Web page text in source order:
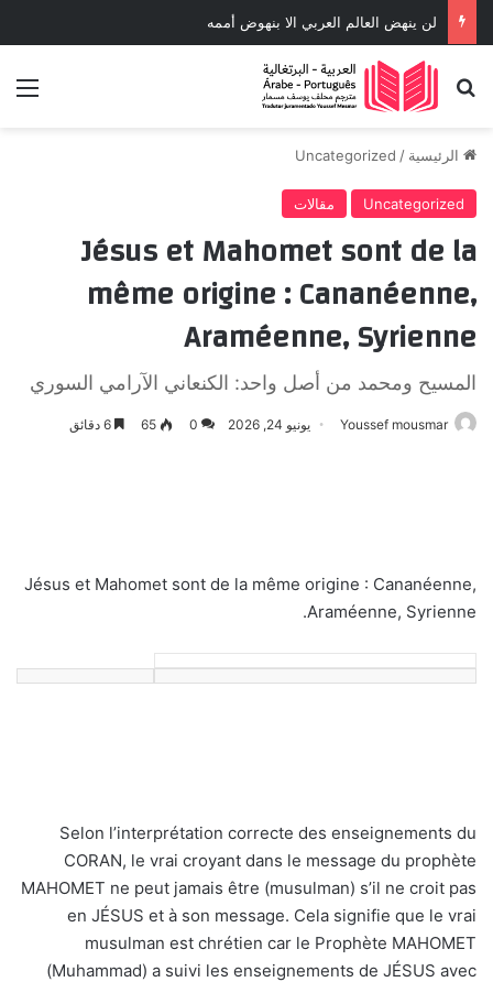
لن ينهض العالم العربي الا بنهوض أممه
بحث عن
الرئيسية /
Uncategorized
Uncategorized مقالات
Jésus et Mahomet sont de la
même origine : Cananéenne,
Araméenne, Syrienne
المسيح ومحمد من أصل واحد: الكنعاني الآرامي السوري
Youssef mousmar يونيو 24, 2026 0
65
Jésus et Mahomet sont de la même origine : Cananéenne,
Araméenne, Syrienne.
Selon l’interprétation correcte des enseignements du
CORAN, le vrai croyant dans le message du prophète
MAHOMET ne peut jamais être (musulman) s’il ne croit pas
en JÉSUS et à son message. Cela signifie que le vrai
musulman est chrétien car le Prophète MAHOMET
(Muhammad) a suivi les enseignements de JÉSUS avec